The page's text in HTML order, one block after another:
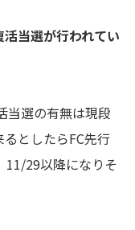
当選が行われてい
当選の有無は現段
としたらFC先行
11/29以降になりそ